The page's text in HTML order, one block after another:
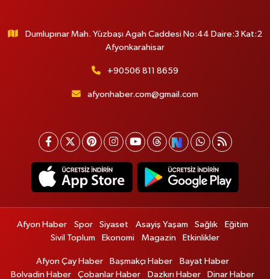
Dumlupınar Mah. Yüzbaşı Agah Caddesi No:44 Daire:3 Kat:2
Afyonkarahisar
+90506 811 8659
afyonhaber.com@gmail.com
Afyon Haber Spor Siyaset Asayiş Yaşam Sağlık
Eğitim
Sivil Toplum
Ekonomi Magazin Etkinlikler
Afyon Çay Haber Başmakçı Haber
Bayat Haber
Bolvadin Haber
Çobanlar Haber Dazkırı Haber Dinar Haber